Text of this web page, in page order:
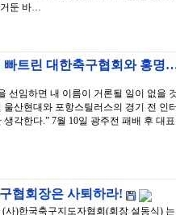
거둔 바…
빠트린 대한축구협회와 홍명
선임하면 내 이름이 거론될 일이 없을
산현대와 포항스틸러스의 경기 전 인터
각한다.” 7월 10일 광주전 패배 후 대표
협회장은 사퇴하라!
사)한국축구지도자협회(회장 설동식) 는